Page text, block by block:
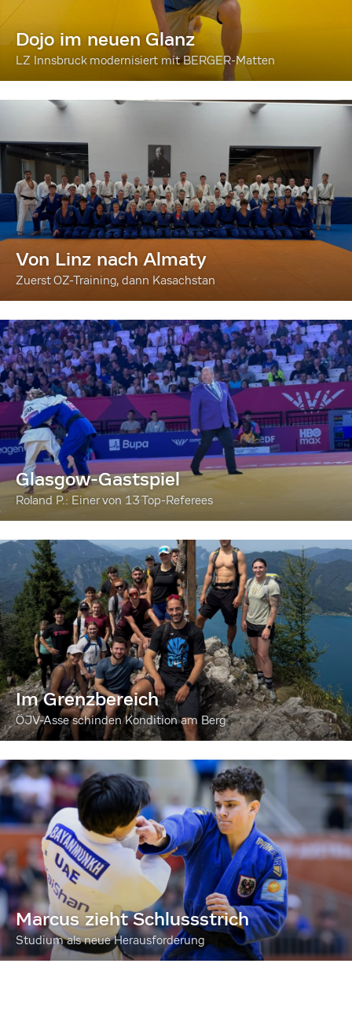
Dojo im neuen Glanz
LZ Innsbruck modernisiert mit BERGER-Matten
Von Linz nach Almaty
Zuerst OZ-Training, dann Kasachstan
Glasgow-Gastspiel
Roland P.: Einer von 13 Top-Referees
Im Grenzbereich
ÖJV-Asse schinden Kondition am Berg
Marcus zieht Schlussstrich
Studium als neue Herausforderung